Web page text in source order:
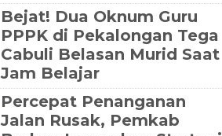
Bejat! Dua Oknum Guru
PPPK di Pekalongan Tega
Cabuli Belasan Murid Saat
Jam Belajar
Percepat Penanganan
Jalan Rusak, Pemkab